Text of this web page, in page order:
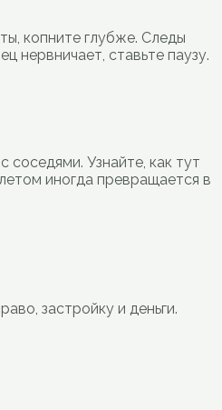
копните глубже. Следы
нервничает, ставьте паузу.
соседями. Узнайте, как тут
иногда превращается в
застройку и деньги.